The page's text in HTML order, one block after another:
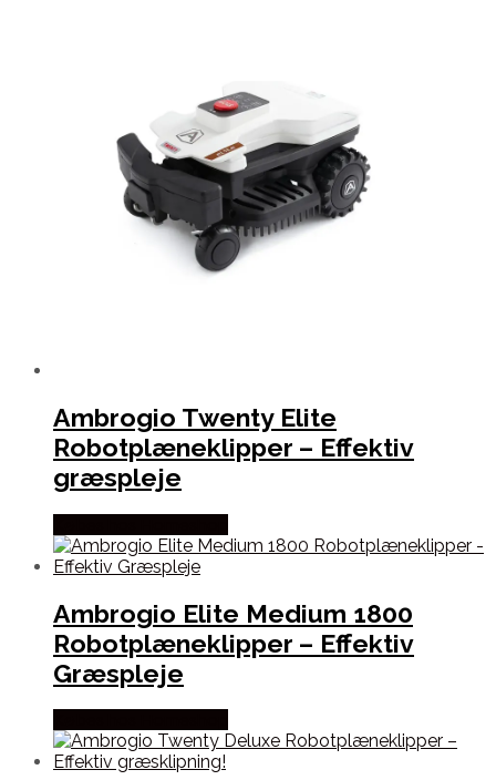
Ambrogio Twenty Elite
Robotplæneklipper – Effektiv
græspleje
Ambrogio Elite Medium 1800
Robotplæneklipper – Effektiv
Græspleje